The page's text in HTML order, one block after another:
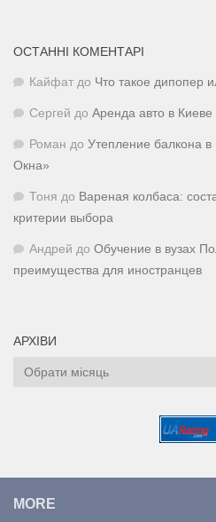
ОСТАННІ КОМЕНТАРІ
Кайфат до Что такое дипопер
Сергей до Аренда авто в
Роман до Утепление балкона
Окна»
Тоня до Вареная колбаса:
критерии выбора
Андрей до Обучение в вузах
преимущества для иностранцев
АРХІВИ
Архіви
MORE